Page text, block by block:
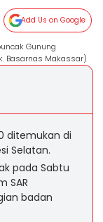
Add Us on Google
Gunung
Basarnas Makassar)
ditemukan di
Selatan.
pada Sabtu
SAR
badan